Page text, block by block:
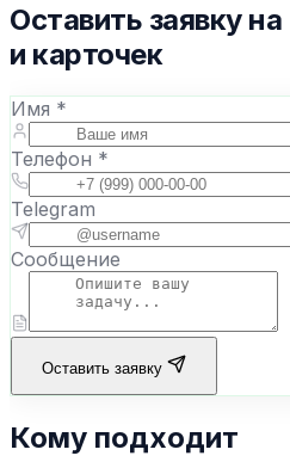
Оставить заявку на
и карточек
Имя *
Телефон *
Telegram
Сообщение
Оставить заявку
Кому подходит